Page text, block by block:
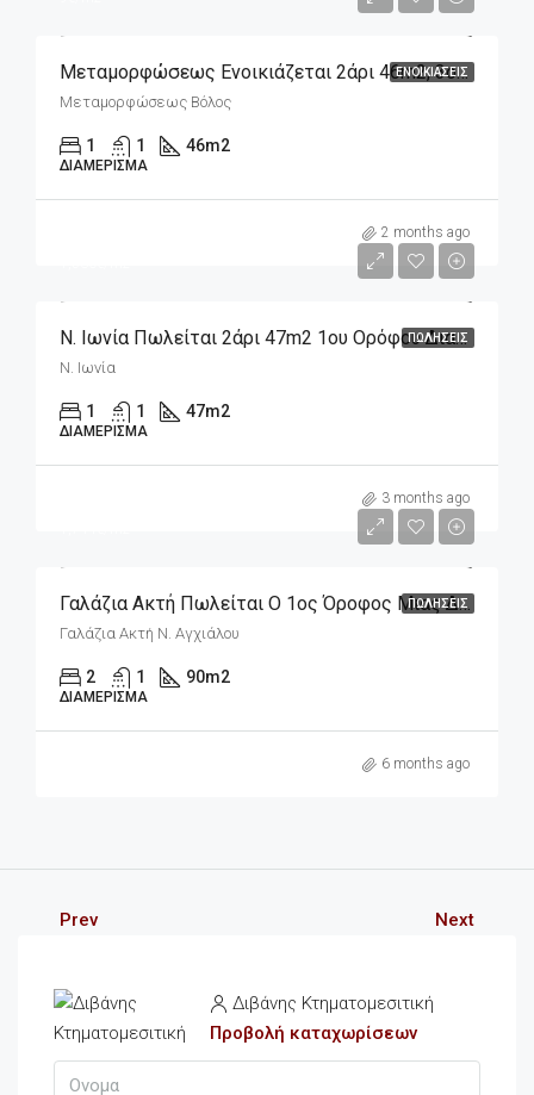
ΕΝΟΙΚΙΆΣΕΙΣ
Μεταμορφώσεως Ενοικιάζεται 2άρι 46m2, 3ου Ορόφου
Μεταμορφώσεως Βόλος
1 1 46m2
ΔΙΑΜΈΡΙΣΜΑ
2 months ago
ΠΩΛΉΣΕΙΣ
Ν. Ιωνία Πωλείται 2άρι 47m2 1ου Ορόφου Διαμπερές
Ν. Ιωνία
1 1 47m2
ΔΙΑΜΈΡΙΣΜΑ
3 months ago
ΠΩΛΉΣΕΙΣΓαλάζια Ακτή Πωλείται Ο 1ος Όροφος Μιας Διπλοκατοικίας 90m2 Μπροστά Στη Θάλασσα
Γαλάζια Ακτή Ν. Αγχιάλου
2 1 90m2
ΔΙΑΜΈΡΙΣΜΑ
6 months ago
Prev Next
Διβάνης Κτηματομεσιτική
Προβολή καταχωρίσεων